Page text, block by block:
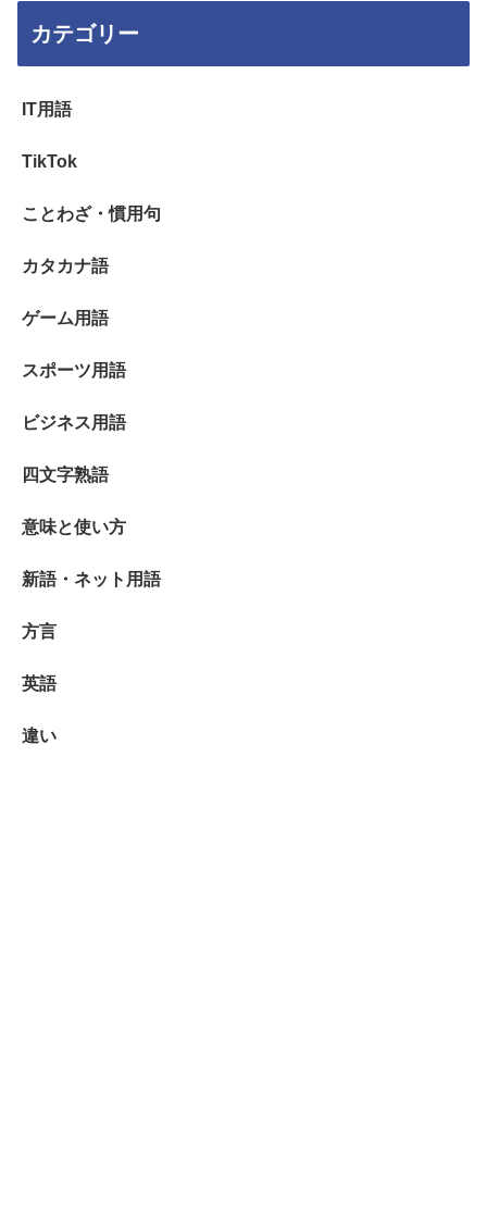
カテゴリー
IT用語
TikTok
ことわざ・慣用句
カタカナ語
ゲーム用語
スポーツ用語
ビジネス用語
四文字熟語
意味と使い方
新語・ネット用語
方言
英語
違い